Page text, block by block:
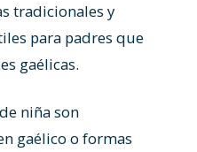
tradicionales y
para padres que
gaélicas.
niña son
gaélico o formas